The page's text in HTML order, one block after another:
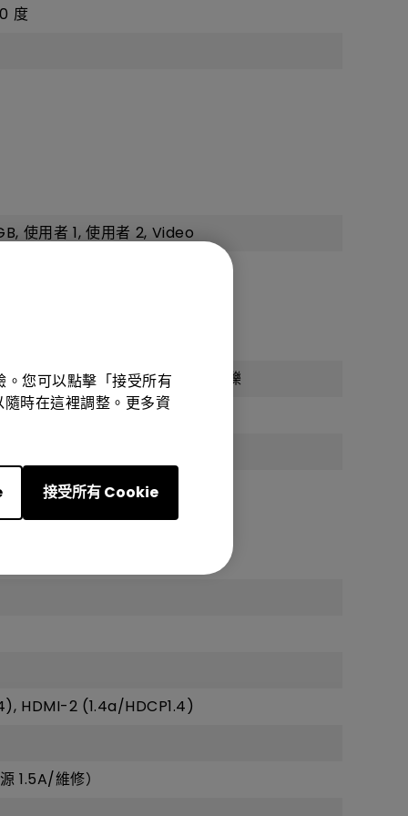
您可以點擊「接受所有
時在這裡調整。更多資
接受所有 Cookie
度‎
使用者 1, 使用者 2, Video
x 1200) *RB=減少閃爍
HDMI-2 (1.4a/HDCP1.4)
1.5A/維修）